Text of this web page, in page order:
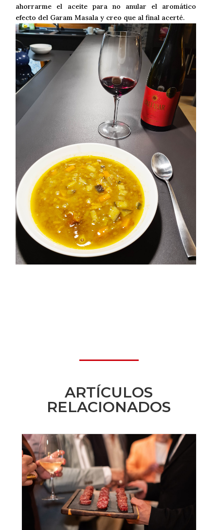
ahorrarme el aceite para no anular el aromático
efecto del Garam Masala y creo que al final acerté.
ARTÍCULOS
RELACIONADOS